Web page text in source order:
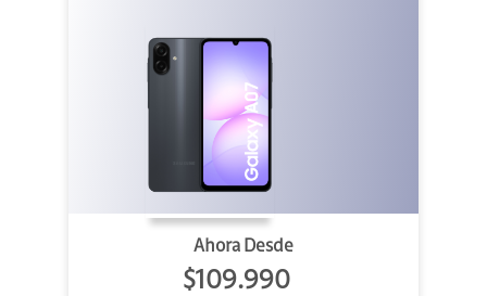
Ahora Desde
$109.990